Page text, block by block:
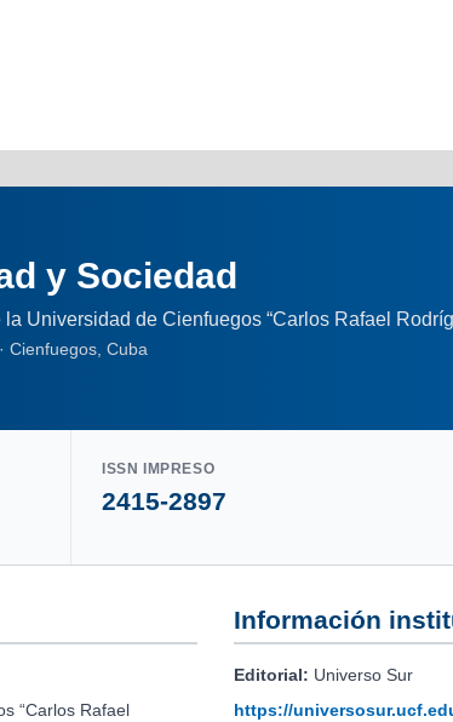
y Sociedad
Universidad de Cienfuegos “Carlos Rafael
Cienfuegos, Cuba
ISSN IMPRESO
2415-2897
“Carlos Rafael
Información
Editorial: Universo Sur
https://